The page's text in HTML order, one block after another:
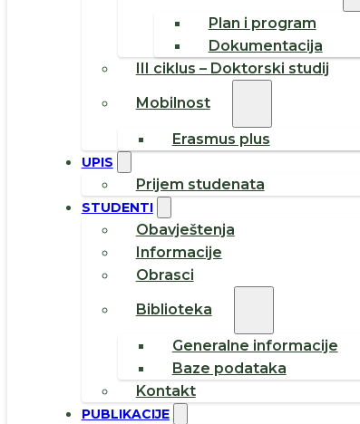
Plan i program
Dokumentacija
III ciklus – Doktorski studij
Mobilnost
Erasmus plus
UPIS
Prijem studenata
STUDENTI
Obavještenja
Informacije
Obrasci
Biblioteka
Generalne informacije
Baze podataka
Kontakt
PUBLIKACIJE